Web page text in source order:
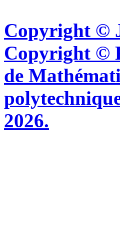
Copyright ©
Copyright ©
de
2026.